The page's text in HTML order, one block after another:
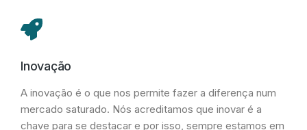
Inovação
A inovação é o que nos permite fazer a diferença num
mercado saturado. Nós acreditamos que inovar é a
chave para se destacar e por isso, sempre estamos em